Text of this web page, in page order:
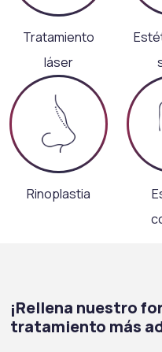
Tratamiento
láser
Rinoplastia
¡Rellena nuestro
tratamiento más